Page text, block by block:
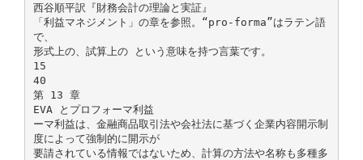
西谷順平訳『財務会計の理論と実証』
「利益マネジメント」の章を参照。“pro-forma”はラテン語
で、
形式上の、試算上の という意味を持つ言葉です。
15
40
第 13 章
EVA とプロフォーマ利益
ーマ利益は、金融商品取引法や会社法に基づく企業内容開示制
度によって強制的に開示が
要請されている情報ではないため、計算の方法や名称も多種多